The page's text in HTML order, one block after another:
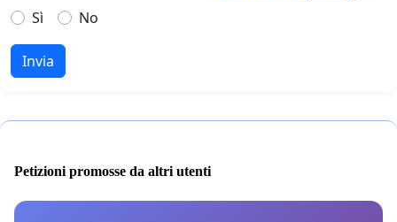
Sì
No
Invia
Petizioni promosse da altri utenti